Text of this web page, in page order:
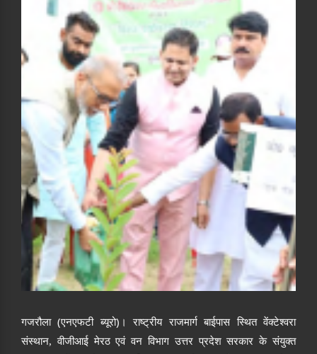
गजरौला(एनएफटी ब्यूरो) । राष्ट्रीय राजमार्ग बाईपास स्थित वेंक्टेश्वरा
संस्थान,वीजीआई मेरठ एवं वन विभाग उत्तर प्रदेश सरकार के संयुक्त